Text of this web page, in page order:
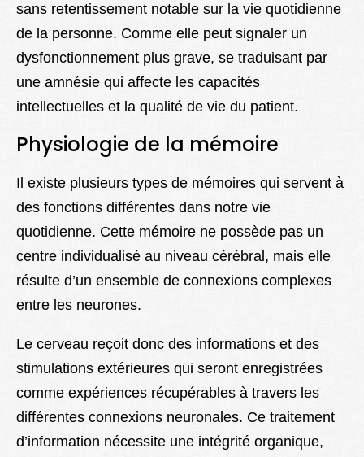
sans retentissement notable sur la vie quotidienne
de la personne. Comme elle peut signaler un
dysfonctionnement plus grave, se traduisant par
une amnésie qui affecte les capacités
intellectuelles et la qualité de vie du patient.
Physiologie de la mémoire
Il existe plusieurs types de mémoires qui servent à
des fonctions différentes dans notre vie
quotidienne. Cette mémoire ne possède pas un
centre individualisé au niveau cérébral, mais elle
résulte d’un ensemble de connexions complexes
entre les neurones.
Le cerveau reçoit donc des informations et des
stimulations extérieures qui seront enregistrées
comme expériences récupérables à travers les
différentes connexions neuronales. Ce traitement
d’information nécessite une intégrité organique,